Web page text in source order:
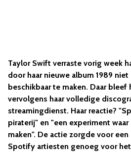
Taylor Swift verraste vorig week
door haar nieuwe album 1989 niet
beschikbaar te maken. Daar
vervolgens haar volledige
streamingdienst. Haar reactie?
piraterij" en "een experiment
maken". De actie zorgde voor
Spotify artiesten genoeg voor